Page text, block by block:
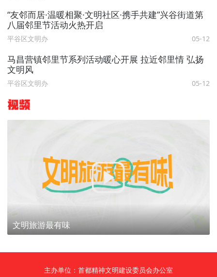
“友邻而居·温暖相聚·文明社区·携手共建”兴谷街道第
八届邻里节活动火热开启
平谷区文明办 05-12
马昌营镇邻里节系列活动暖心开展 拉近邻里情 弘扬
文明风
平谷区文明办 05-12
视频
文明旅游最有味
主办单位：首都精神文明建设委员会办公室